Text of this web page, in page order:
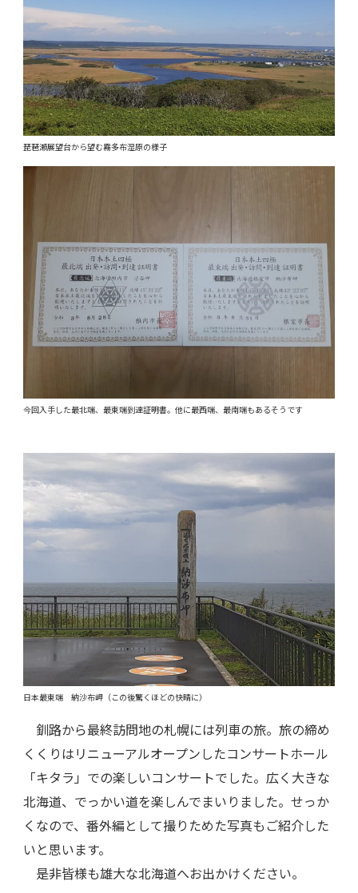
琵琶瀬展望台から望む霧多布湿原の様子
今回入手した最北端、最東端到達証明書。他に最西端、最南端もあるそうです
日本最東端 納沙布岬（この後驚くほどの快晴に）
釧路から最終訪問地の札幌には列車の旅。旅の締め
くくりはリニューアルオープンしたコンサートホール
「キタラ」での楽しいコンサートでした。広く大きな
北海道、でっかい道を楽しんでまいりました。せっか
くなので、番外編として撮りためた写真もご紹介した
いと思います。
是非皆様も雄大な北海道へお出かけください。